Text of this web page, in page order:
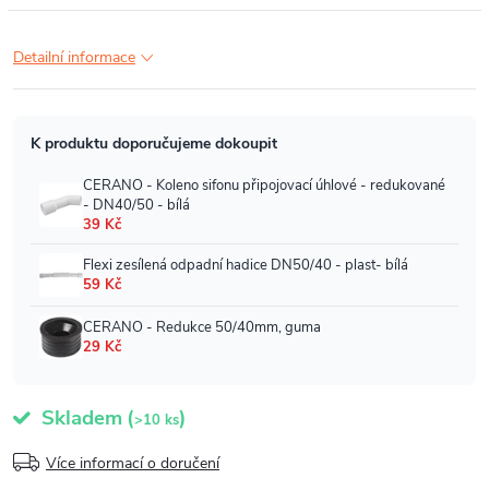
Detailní informace
Skladem (>10 ks)
Více informací o doručení